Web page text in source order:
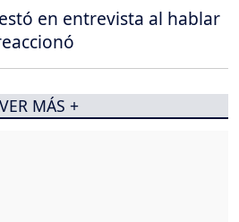
en entrevista al hablar
VER MÁS +